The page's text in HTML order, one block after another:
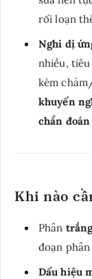
rối loạn
Nghi dị
nhiều,
kèm
khuyến
chẩn
Khi nào
Phân
đoạn
Dấu hiệu